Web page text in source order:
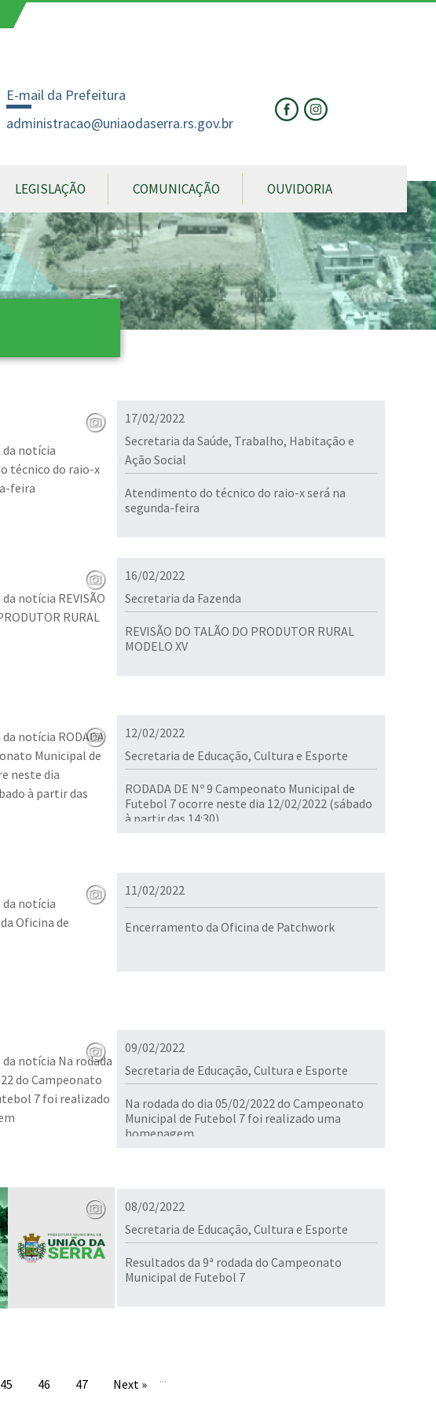
Aumentar Fonte
Diminuir Fonte
Fonte Original
E-mail da Prefeitura
administracao@uniaodaserra.rs.gov.br
LEGISLAÇÃO COMUNICAÇÃO OUVIDORIA
17/02/2022
Secretaria da Saúde, Trabalho, Habitação e
Ação Social
Atendimento do técnico do raio-x será na
segunda-feira
16/02/2022
Secretaria da Fazenda
REVISÃO DO TALÃO DO PRODUTOR RURAL
MODELO XV
12/02/2022
Secretaria de Educação, Cultura e Esporte
RODADA DE Nº 9 Campeonato Municipal de
Futebol 7 ocorre neste dia 12/02/2022 (sábado
à partir das 14:30)
11/02/2022
Encerramento da Oficina de Patchwork
09/02/2022
Secretaria de Educação, Cultura e Esporte
Na rodada do dia 05/02/2022 do Campeonato
Municipal de Futebol 7 foi realizado uma
homenagem
08/02/2022
Secretaria de Educação, Cultura e Esporte
Resultados da 9ª rodada do Campeonato
Municipal de Futebol 7
...
45 46 47
Next »